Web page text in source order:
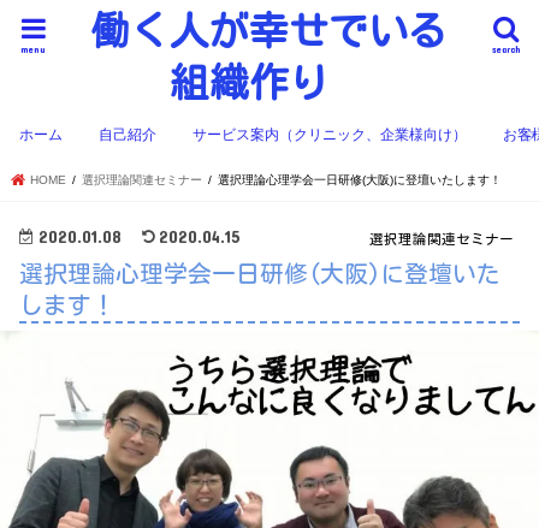
働く人が幸せでいる
組織作り
search
menu
ホーム 自己紹介 サービス案内（クリニック、企業様向け） お客
HOME 選択理論関連セミナー 選択理論心理学会一日研修(大阪)に登壇いたします！
選択理論関連セミナー
2020.01.08 2020.04.15
選択理論心理学会一日研修(大阪)に登壇いた
します！